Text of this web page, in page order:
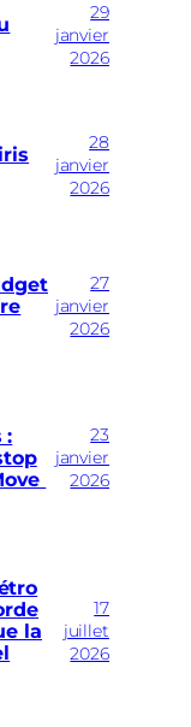
29
janvier
2026
28
janvier
2026
27
janvier
2026
:
23
janvier
2026
la
17
juillet
2026